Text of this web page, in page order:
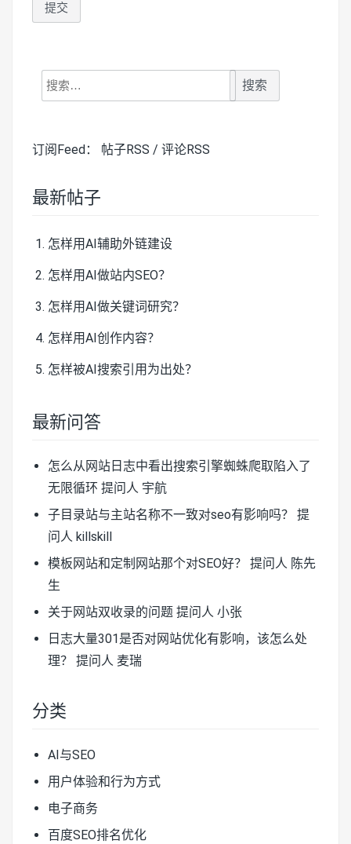
搜
索：
订阅Feed： 帖子RSS / 评论RSS
最新帖子
怎样用AI辅助外链建设
怎样用AI做站内SEO？
怎样用AI做关键词研究？
怎样用AI创作内容？
怎样被AI搜索引用为出处？
最新问答
怎么从网站日志中看出搜索引擎蜘蛛爬取陷入了
无限循环 提问人 宇航
子目录站与主站名称不一致对seo有影响吗？
提
问人 killskill
模板网站和定制网站那个对SEO好？
提问人 陈先
生
关于网站双收录的问题 提问人 小张
日志大量301是否对网站优化有影响，该怎么处
理？
提问人 麦瑞
分类
AI与SEO
用户体验和行为方式
电子商务
百度SEO排名优化